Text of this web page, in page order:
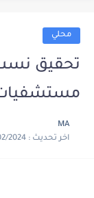
محلي
مستشفيات
MA
اخر تحديث :8/02/2024